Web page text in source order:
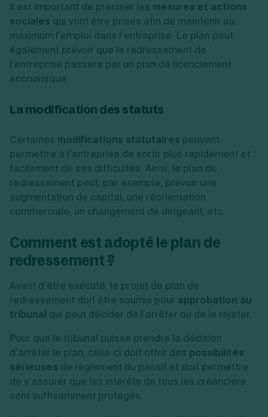
Il est important de préciser les mesures et actions
sociales qui vont être prises afin de maintenir au
maximum l’emploi dans l’entreprise. Le plan peut
également prévoir que le redressement de
l’entreprise passera par un plan de licenciement
économique.
La modification des statuts
Certaines modifications statutaires peuvent
permettre à l’entreprise de sortir plus rapidement et
facilement de ses difficultés. Ainsi, le plan de
redressement peut, par exemple, prévoir une
augmentation de capital, une réorientation
commerciale, un changement de dirigeant, etc.
Comment est adopté le plan de
redressement ?
Avant d’être exécuté, le projet de plan de
redressement doit être soumis pour approbation au
tribunal qui peut décider de l’arrêter ou de le rejeter.
Pour que le tribunal puisse prendre la décision
d’arrêter le plan, celui-ci doit offrir des possibilités
sérieuses de règlement du passif et doit permettre
de s’assurer que les intérêts de tous les créanciers
sont suffisamment protégés.